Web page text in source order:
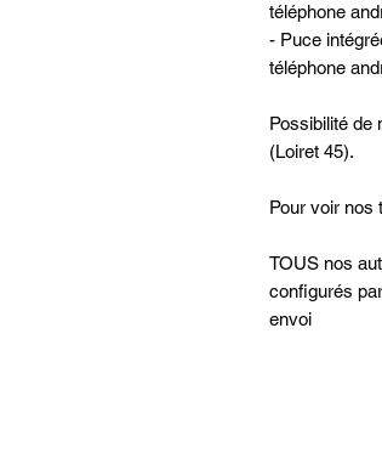
téléphone
- Puce
téléphone
Possibilité de
(Loiret 45).
Pour voir nos
TOUS nos
configurés
envoi